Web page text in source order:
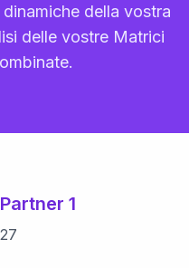
della vostra
delle vostre Matrici
1